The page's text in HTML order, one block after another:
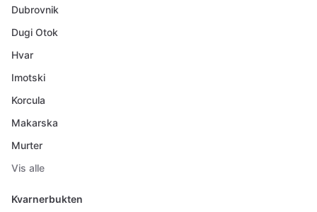
Dubrovnik
Dugi Otok
Hvar
Imotski
Korcula
Makarska
Murter
Vis alle
Kvarnerbukten